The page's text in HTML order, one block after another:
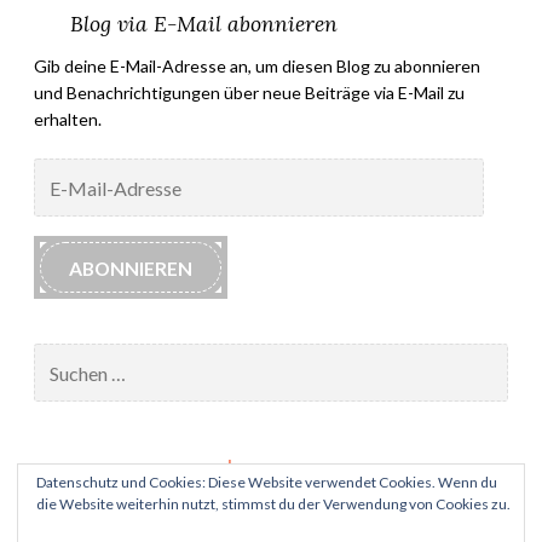
Blog via E-Mail abonnieren
Gib deine E-Mail-Adresse an, um diesen Blog zu abonnieren
und Benachrichtigungen über neue Beiträge via E-Mail zu
erhalten.
Mail-
Adresse
ABONNIEREN
nach:
Impressum
Datenschutz und Cookies: Diese Website verwendet Cookies. Wenn du
die Website weiterhin nutzt, stimmst du der Verwendung von Cookies zu.